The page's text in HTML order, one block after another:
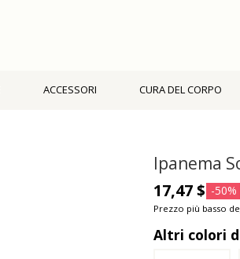
ACCESSORI CURA DEL CORPO
Ipanema
17,47 $ -50%
Prezzo più basso
Altri colori